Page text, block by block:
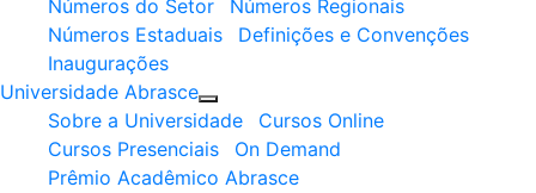
Números do Setor
Números Regionais
Números Estaduais
Definições e Convenções
Inaugurações
Universidade Abrasce
Sobre a Universidade
Cursos Online
Cursos Presenciais
On Demand
Prêmio Acadêmico Abrasce